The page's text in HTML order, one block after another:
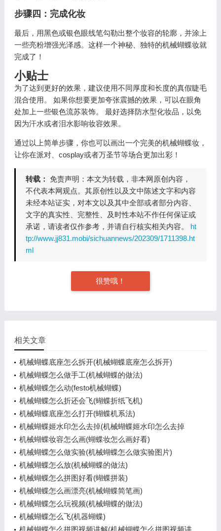
步骤四：完成化妆
最后，用黑色或银色眼线笔勾勒出整个妆容的轮廓，并涂上
一些亮粉增强光泽感。这样一个神秘、独特的机械蝴蝶妆就
完成了！
小贴士
为了达到更好的效果，建议使用不同厚度和长度的真假睫毛
混合使用。 如果你想要更加夸张震撼的效果，可以在眼角
处加上一些银色流苏装饰。 最好选择防水型化妆品，以免
因为汗水或者泪水影响妆容效果。
通过以上简单步骤，你也可以画出一个完美的机械蝴蝶妆，
让你在派对、cosplay或者万圣节等场合更加出彩！
转载： 免责声明：本文为转载，非本网原创内容，
不代表本网观点。其原创性以及文中陈述文字和内容
未经本站证实，对本文以及其中全部或者部分内容、
文字的真实性、完整性、及时性本站不作任何保证或
承诺，请读者仅作参考，并请自行核实相关内容。 ht
tp://www.jj831.mobi/sichuannews/202309/1711398.ht
ml
很赞哦！
相关文章
机械蝴蝶底座怎么拆开(机械蝴蝶底座怎么拆开)
机械蝴蝶怎么做手工(机械蝴蝶的做法)
机械蝴蝶怎么动(festo机械蝴蝶)
机械蝴蝶怎么折还会飞(蝴蝶折纸飞机)
机械蝴蝶底座怎么打开(蝴蝶机系法)
机械蝴蝶姬水印怎么去掉(机械蝴蝶姬水印怎么去掉
啊)
机械蝴蝶妆容怎么画(蝴蝶妆怎么画好看)
机械蝴蝶怎么做实验(机械蝴蝶怎么做实验图片)
机械蝴蝶怎么放(机械蝴蝶的做法)
机械蝴蝶怎么拼图好看(蝴蝶拼装)
机械蝴蝶怎么画漂亮(机械蝴蝶简笔画)
机械蝴蝶怎么玩视频(机械蝴蝶的做法)
机械蝴蝶怎么飞(机器蝴蝶)
机械蝴蝶怎么拼图视频讲解(机械蝴蝶怎么拼图视频讲